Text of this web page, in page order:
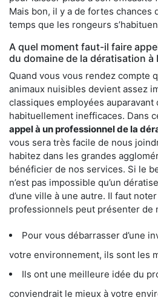
Mais bon, il y a de fortes chances
temps que les rongeurs
A quel moment faut-il faire
du domaine de la dératisation à
Quand vous vous rendez compte
animaux nuisibles devient assez
classiques employées auparavant
habituellement inefficaces. Dans
appel à un professionnel de la
vous sera très facile de nous
habitez dans les grandes
bénéficier de nos services. Si le
n’est pas impossible qu’un
d’une ville à une autre. Il faut
professionnels peut présenter de
Pour vous débarrasser d’une
votre environnement, ils sont les
Ils ont une meilleure idée du
conviendrait le mieux à votre